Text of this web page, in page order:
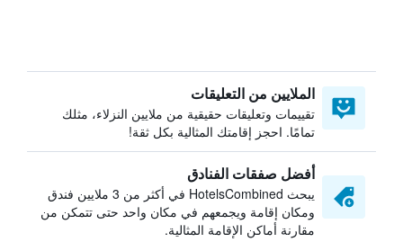
الملايين من التعليقات
تقييمات وتعليقات حقيقية من ملايين النزلاء، مثلك
تمامًا. احجز إقامتك المثالية بكل ثقة!
أفضل صفقات الفنادق
يبحث HotelsCombined في أكثر من 3 ملايين فندق
ومكان إقامة ويجمعهم في مكان واحد حتى تتمكن من
مقارنة أماكن الإقامة المثالية.